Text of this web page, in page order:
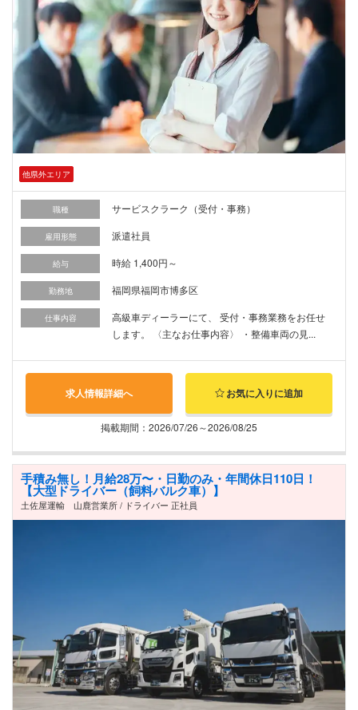
他県外エリア
職種 サービスクラーク（受付・事務）
雇用形態 派遣社員
給与 時給 1,400円～
勤務地 福岡県福岡市博多区
仕事内容
高級車ディーラーにて、 受付・事務業務をお任せ
します。 〈主なお仕事内容〉 ・整備車両の見...
求人情報詳細へ お気に入りに追加
掲載期間：2026/07/26～2026/08/25
手積み無し！月給28万〜・日勤のみ・年間休日110日！
【大型ドライバー（飼料バルク車）】
土佐屋運輸 山鹿営業所 / ドライバー 正社員